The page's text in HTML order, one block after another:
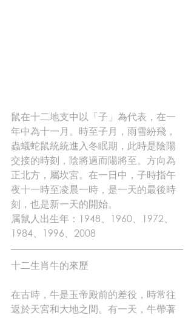
鼠在十二地支中以「子」為代表，在一
年中為十一月。時至子月，雨雪紛飛，
蟲蟻蛇鼠統統進入冬眠期，此時是陰陽
交接的時刻，陰將過而陽將至。方向為
正北方，屬坎宮。在一日中，子時指午
夜十一時至凌晨一時，是一天的最後時
刻，也是新一天的開始。
属鼠人出生年：1948、1960、1972、
1984、1996、2008
十二生肖牛的來歷
在古時，牛是玉帝殿前的差役，時常往
返於天宮和大地之間。有一天，牛帶著